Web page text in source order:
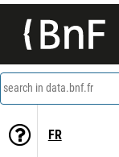
search in data.bnf.fr
FR